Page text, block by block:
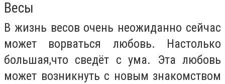
Весы
В жизнь весов очень неожиданно сейчас
может ворваться любовь. Настолько
большая,что сведёт с ума. Эта любовь
может возникнуть с новым знакомством